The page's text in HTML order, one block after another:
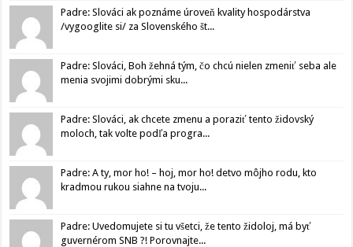
Padre: Slováci ak poznáme úroveň kvality hospodárstva
/vygooglite si/ za Slovenského št...
Padre: Slováci, Boh žehná tým, čo chcú nielen zmeniť seba ale
menia svojimi dobrými sku...
Padre: Slováci, ak chcete zmenu a poraziť tento židovský
moloch, tak volte podľa progra...
Padre: A ty, mor ho! – hoj, mor ho! detvo môjho rodu, kto
kradmou rukou siahne na tvoju...
Padre: Uvedomujete si tu všetci, že tento židoloj, má byť
guvernérom SNB ?! Porovnajte...